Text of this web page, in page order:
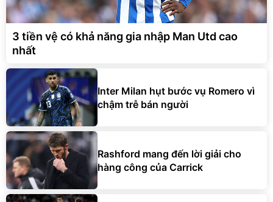
3 tiền vệ có khả năng gia nhập Man Utd cao
nhất
Inter Milan hụt bước vụ Romero vì
chậm trễ bán người
Rashford mang đến lời giải cho
hàng công của Carrick